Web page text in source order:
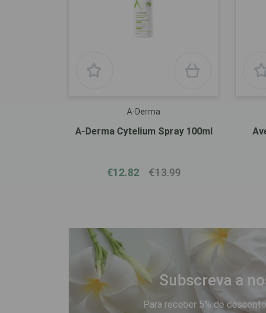
A-Derma
A-Derma Cytelium Spray 100ml
€12.82 €13.99
Subscreva a
Para receber 5% de